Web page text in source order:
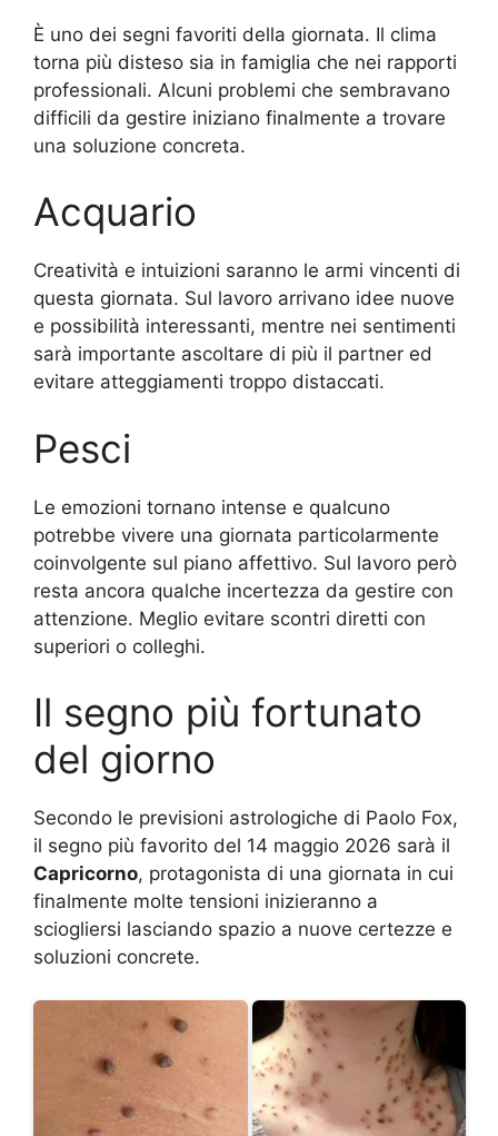
È uno dei segni favoriti della giornata. Il clima
torna più disteso sia in famiglia che nei rapporti
professionali. Alcuni problemi che sembravano
difficili da gestire iniziano finalmente a trovare
una soluzione concreta.
Acquario
Creatività e intuizioni saranno le armi vincenti di
questa giornata. Sul lavoro arrivano idee nuove
e possibilità interessanti, mentre nei sentimenti
sarà importante ascoltare di più il partner ed
evitare atteggiamenti troppo distaccati.
Pesci
Le emozioni tornano intense e qualcuno
potrebbe vivere una giornata particolarmente
coinvolgente sul piano affettivo. Sul lavoro però
resta ancora qualche incertezza da gestire con
attenzione. Meglio evitare scontri diretti con
superiori o colleghi.
Il segno più fortunato
del giorno
Secondo le previsioni astrologiche di Paolo Fox,
il segno più favorito del 14 maggio 2026 sarà il
Capricorno, protagonista di una giornata in cui
finalmente molte tensioni inizieranno a
sciogliersi lasciando spazio a nuove certezze e
soluzioni concrete.